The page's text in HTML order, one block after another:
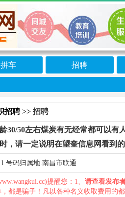
拼车 招聘
招聘>> 招聘
30/50左右煤炭有无经常都可以有
，请一定说明在望奎信息网看到的
号码归属地:南昌市联通
提醒您：1、 请查看发布
都是骗子！凡以各种名义收取费用的都